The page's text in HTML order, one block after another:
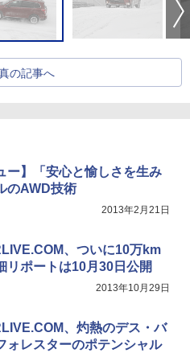
の記事へ
ー】「安心と愉しさを生み
のAWD技術
2013年2月21日
、ついに10万km
リポートは10月30日公開
2013年10月29日
、灼熱のデス・バ
ォレスターのポテンシャル